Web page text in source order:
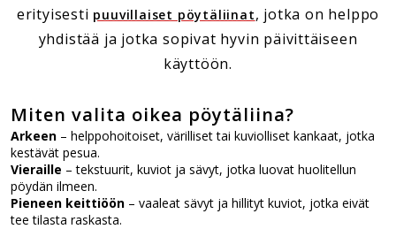
erityisesti puuvillaiset pöytäliinat, jotka on helppo
yhdistää ja jotka sopivat hyvin päivittäiseen
käyttöön.
Miten valita oikea pöytäliina?
Arkeen – helppohoitoiset, värilliset tai kuviolliset kankaat, jotka
kestävät pesua.
Vieraille – tekstuurit, kuviot ja sävyt, jotka luovat huolitellun
pöydän ilmeen.
Pieneen keittiöön – vaaleat sävyt ja hillityt kuviot, jotka eivät
tee tilasta raskasta.